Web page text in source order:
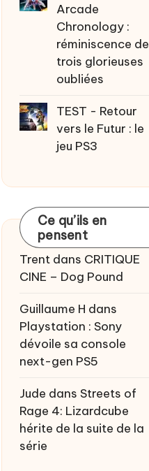
Arcade
Chronology :
réminiscence de
trois glorieuses
oubliées
TEST - Retour
vers le Futur : le
jeu PS3
Ce qu’ils en
pensent
Trent dans CRITIQUE
CINE – Dog Pound
Guillaume H dans
Playstation : Sony
dévoile sa console
next-gen PS5
Jude dans Streets of
Rage 4: Lizardcube
hérite de la suite de la
série